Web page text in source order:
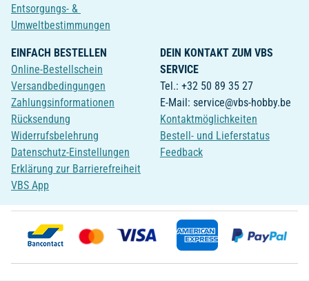
Entsorgungs- &
Umweltbestimmungen
EINFACH BESTELLEN
Online-Bestellschein
Versandbedingungen
Zahlungsinformationen
Rücksendung
Widerrufsbelehrung
Datenschutz-Einstellungen
Erklärung zur Barrierefreiheit
VBS App
DEIN KONTAKT ZUM VBS
SERVICE
Tel.: +32 50 89 35 27
E-Mail: service@vbs-hobby.be
Kontaktmöglichkeiten
Bestell- und Lieferstatus
Feedback